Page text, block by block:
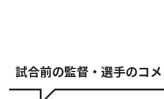
試合前の監督・選手のコ